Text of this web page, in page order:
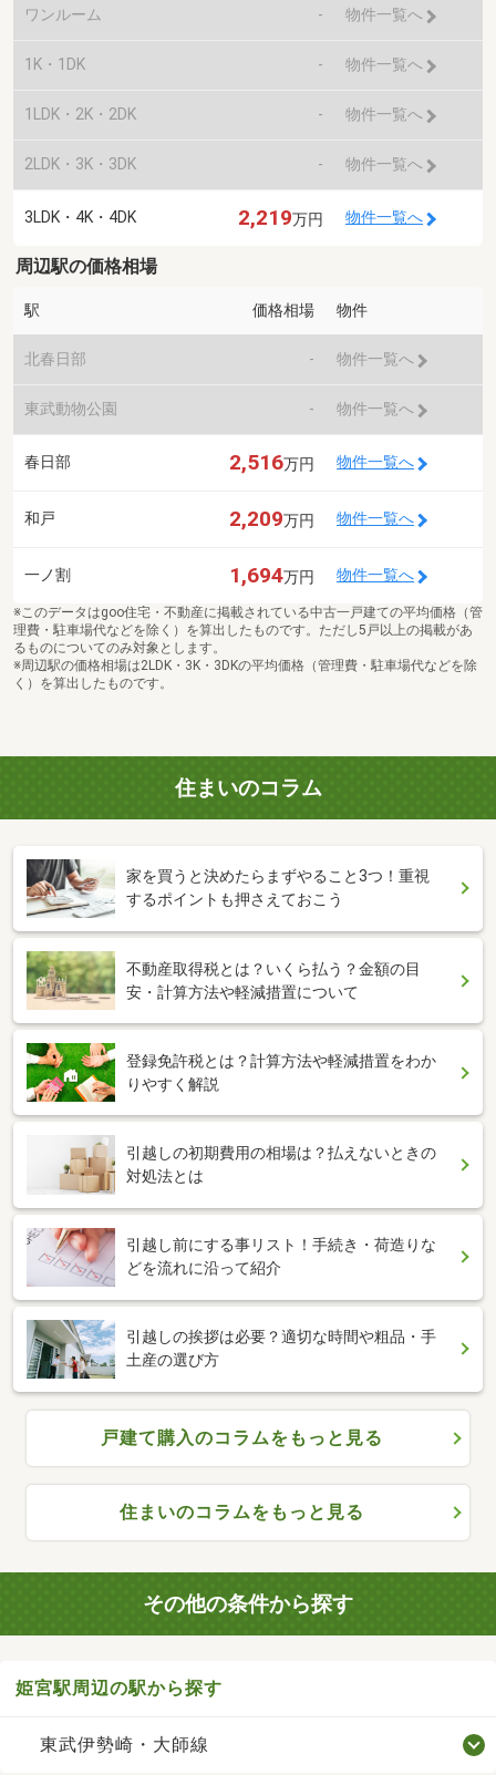
ワンルーム - 物件一覧へ
1K・1DK - 物件一覧へ
1LDK・2K・2DK - 物件一覧へ
2LDK・3K・3DK - 物件一覧へ
3LDK・4K・4DK 2,219万円 物件一覧へ
周辺駅の価格相場
駅 価格相場 物件
北春日部 - 物件一覧へ
東武動物公園 - 物件一覧へ
春日部 2,516万円 物件一覧へ
和戸 2,209万円 物件一覧へ
一ノ割 1,694万円 物件一覧へ
※このデータはgoo住宅・不動産に掲載されている中古一戸建ての平均価格（管
理費・駐車場代などを除く）を算出したものです。ただし5戸以上の掲載があ
るものについてのみ対象とします。
※周辺駅の価格相場は2LDK・3K・3DKの平均価格（管理費・駐車場代などを除
く）を算出したものです。
住まいのコラム
家を買うと決めたらまずやること3つ！重視
するポイントも押さえておこう
不動産取得税とは？いくら払う？金額の目
安・計算方法や軽減措置について
登録免許税とは？計算方法や軽減措置をわか
りやすく解説
引越しの初期費用の相場は？払えないときの
対処法とは
引越し前にする事リスト！手続き・荷造りな
どを流れに沿って紹介
引越しの挨拶は必要？適切な時間や粗品・手
土産の選び方
戸建て購入のコラムをもっと見る
住まいのコラムをもっと見る
その他の条件から探す
姫宮駅周辺の駅から探す
東武伊勢崎・大師線